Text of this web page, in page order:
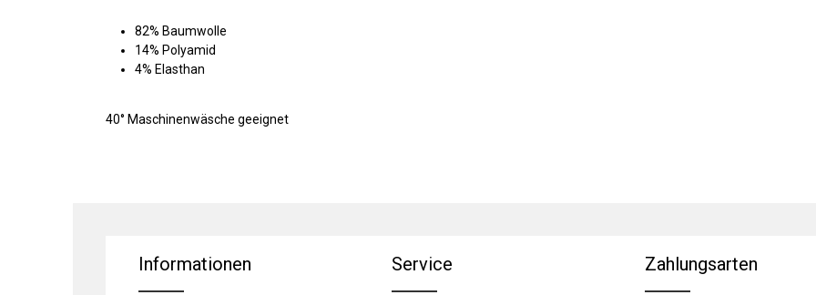
82% Baumwolle
14% Polyamid
4% Elasthan
40° Maschinenwäsche geeignet
Informationen Service Zahlungsarten